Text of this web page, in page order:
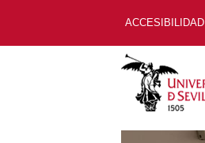
ACCESIBILIDAD